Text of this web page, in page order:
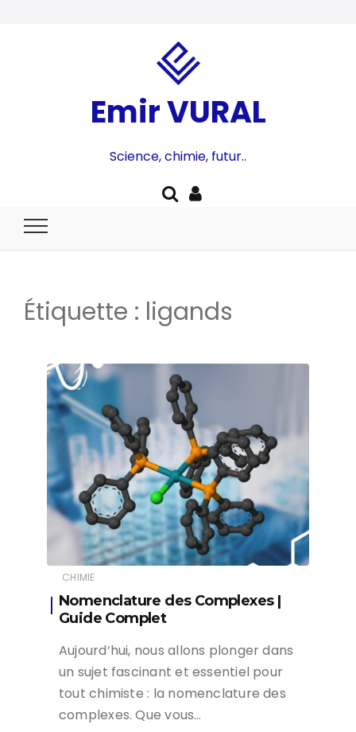
Emir VURAL
Science, chimie, futur..
Étiquette : ligands
CHIMIE
Nomenclature des Complexes |
Guide Complet
Aujourd’hui, nous allons plonger dans
un sujet fascinant et essentiel pour
tout chimiste : la nomenclature des
complexes. Que vous…